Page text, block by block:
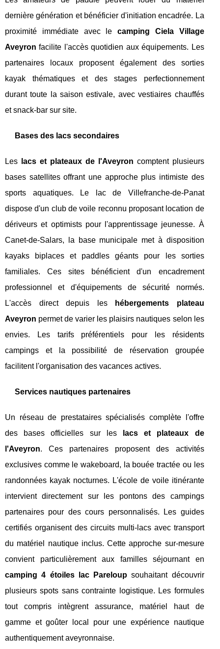
dernière génération et bénéficier d'initiation encadrée. La
proximité immédiate avec lecamping Ciela Village
Aveyron facilite l'accès quotidien aux équipements. Les
partenaires locaux proposent également des sorties
kayak thématiques et des stages perfectionnement
durant toute la saison estivale, avec vestiaires chauffés
et snack-bar sur site.
Bases des lacs secondaires
Les lacs et plateaux de l'Aveyron comptent plusieurs
bases satellites offrant une approche plus intimiste des
sports aquatiques. Le lac de Villefranche-de-Panat
dispose d'un club de voile reconnu proposant location de
dériveurs et optimists pour l'apprentissage jeunesse. À
Canet-de-Salars, la base municipale met à disposition
kayaks biplaces et paddles géants pour les sorties
familiales. Ces sites bénéficient d'un encadrement
professionnel et d'équipements de sécurité normés.
L'accès direct depuis les
hébergements plateau
Aveyron permet de varier les plaisirs nautiques selon les
envies. Les tarifs préférentiels pour les résidents
campings et la possibilité de réservation groupée
facilitent l'organisation des vacances actives.
Services nautiques partenaires
Un réseau de prestataires spécialisés complète l'offre
des bases officielles sur les
lacs et plateaux de
l'Aveyron. Ces partenaires proposent des activités
exclusives comme le wakeboard, la bouée tractée ou les
randonnées kayak nocturnes. L'école de voile itinérante
intervient directement sur les pontons des campings
partenaires pour des cours personnalisés. Les guides
certifiés organisent des circuits multi-lacs avec transport
du matériel nautique inclus. Cette approche sur-mesure
convient particulièrement aux familles séjournant en
camping 4 étoiles lac Pareloup souhaitant découvrir
plusieurs spots sans contrainte logistique. Les formules
tout compris intègrent assurance, matériel haut de
gamme et goûter local pour une expérience nautique
authentiquement aveyronnaise.